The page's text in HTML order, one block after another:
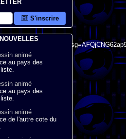
S'inscrire
animé
au pays des
animé
au pays des
animé
de l'autre cote du